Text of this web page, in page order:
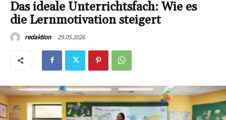
Das ideale Unterrichtsfach: Wie es
die Lernmotivation steigert
redaktion 29.05.2026